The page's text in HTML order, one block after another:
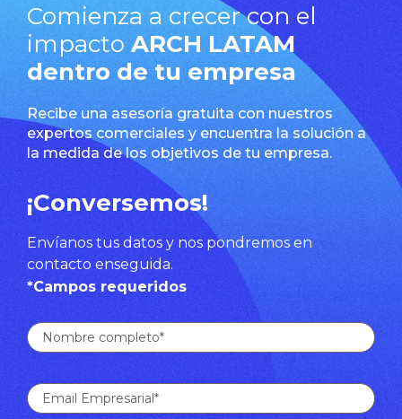
Comienza a crecer con el
impacto ARCH LATAM
dentro de tu empresa
Recibe una asesoría gratuita con nuestros
expertos comerciales y encuentra la solución a
la medida de los objetivos de tu empresa.
¡Conversemos!
Envíanos tus datos y nos pondremos en
contacto enseguida.
*Campos requeridos